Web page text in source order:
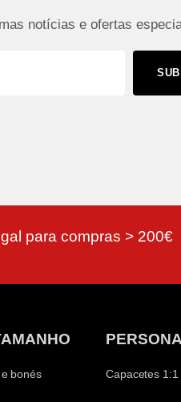
notícias e ofertas
para compras > 200€
bonés Capacetes 1:1